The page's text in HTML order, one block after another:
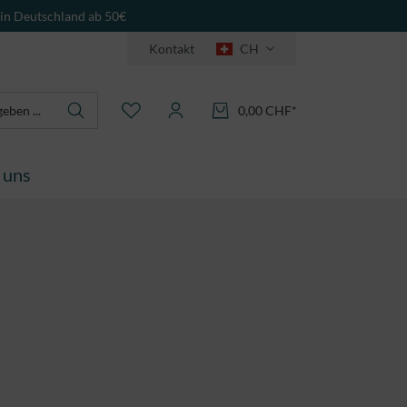
Deutschland ab 50€
Kontakt CH
0,00 CHF*